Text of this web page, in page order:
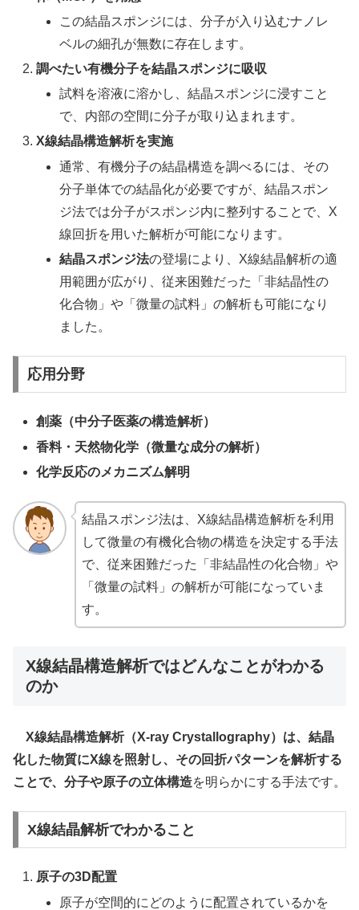
この結晶スポンジには、分子が入り込むナノレ
ベルの細孔が無数に存在します。
調べたい有機分子を結晶スポンジに吸収
試料を溶液に溶かし、結晶スポンジに浸すこと
で、内部の空間に分子が取り込まれます。
X線結晶構造解析を実施
通常、有機分子の結晶構造を調べるには、その
分子単体での結晶化が必要ですが、結晶スポン
ジ法では分子がスポンジ内に整列することで、X
線回折を用いた解析が可能になります。
結晶スポンジ法の登場により、X線結晶解析の適
用範囲が広がり、従来困難だった「非結晶性の
化合物」や「微量の試料」の解析も可能になり
ました。
応用分野
創薬（中分子医薬の構造解析）
香料・天然物化学（微量な成分の解析）
化学反応のメカニズム解明
結晶スポンジ法は、X線結晶構造解析を利用
して微量の有機化合物の構造を決定する手法
で、従来困難だった「非結晶性の化合物」や
「微量の試料」の解析が可能になっていま
す。
X線結晶構造解析ではどんなことがわかる
のか
X線結晶構造解析（X-ray Crystallography）は、結晶
化した物質にX線を照射し、その回折パターンを解析する
ことで、分子や原子の立体構造を明らかにする手法です。
X線結晶解析でわかること
原子の3D配置
原子が空間的にどのように配置されているかを